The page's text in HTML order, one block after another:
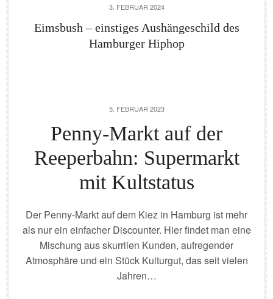
3. FEBRUAR 2024
Eimsbush – einstiges Aushängeschild des
Hamburger Hiphop
5. FEBRUAR 2023
Penny-Markt auf der
Reeperbahn: Supermarkt
mit Kultstatus
Der Penny-Markt auf dem Kiez in Hamburg ist mehr
als nur ein einfacher Discounter. Hier findet man eine
Mischung aus skurrilen Kunden, aufregender
Atmosphäre und ein Stück Kulturgut, das seit vielen
Jahren…